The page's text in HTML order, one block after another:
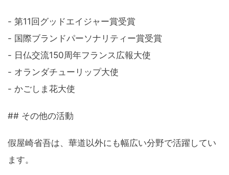
- 第11回グッドエイジャー賞受賞
- 国際ブランドパーソナリティー賞受賞
- 日仏交流150周年フランス広報大使
- オランダチューリップ大使
- かごしま花大使
## その他の活動
假屋崎省吾は、華道以外にも幅広い分野で活躍してい
ます。